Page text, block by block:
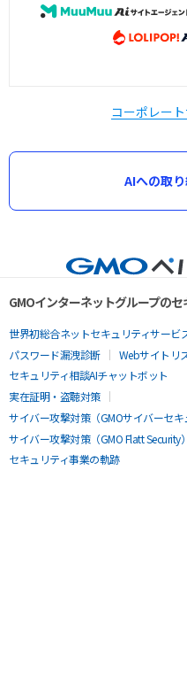
コーポレー
AIへの取
GMOインターネットグループの
世界初総合ネットセキュリティサービ
パスワード漏洩診断
Webサイトリ
セキュリティ相談AIチャットボット
実在証明・盗聴対策
サイバー攻撃対策（GMOサイバーセキ
サイバー攻撃対策（GMO Flatt Security）
セキュリティ事業の軌跡